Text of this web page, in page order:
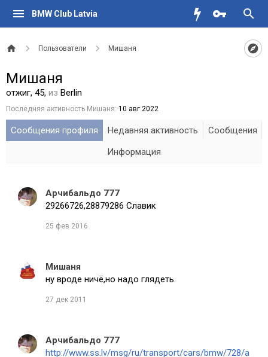
BMW Club Latvia
Пользователи Мишаня
Мишаня
отжиг, 45, из Berlin
Последняя активность Мишаня: 10 авг 2022
Сообщения профиля Недавняя активность
Сообщения
Информация
Арчибальдо 777
29266726,28879286 Славик
25 фев 2016
Мишаня
ну вроде ничё,но надо глядеть.
27 дек 2011
Арчибальдо 777
http://www.ss.lv/msg/ru/transport/cars/bmw/728/a